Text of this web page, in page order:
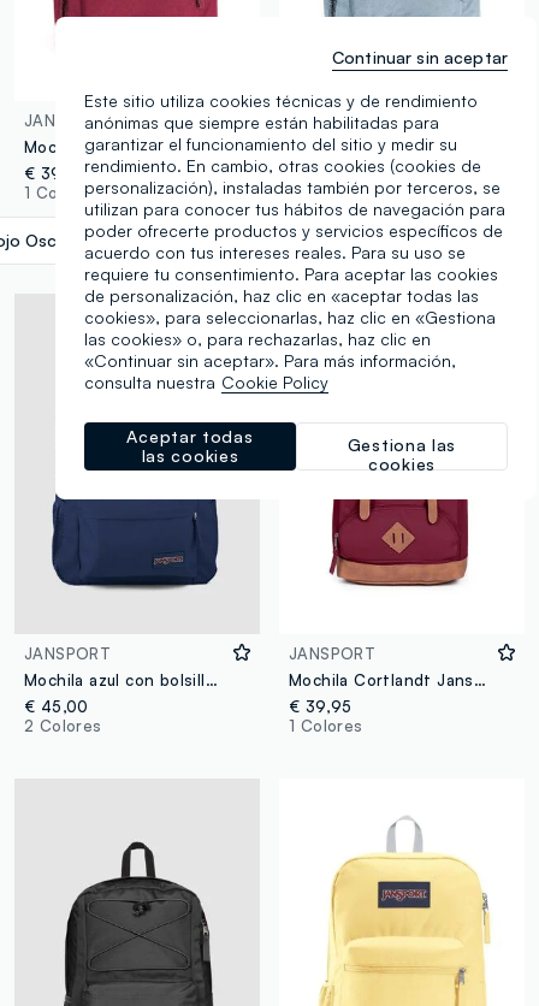
JANSPORT
Mochila Cross Town Jansport
€ 39,95
1 Colores
Oscuro label.selectsize
JANSPORT
€ 39,95
1 Colores
JANSPORT
Mochila azul con bolsillo frontal y tirantes ajustables
€ 45,00
2 Colores
JANSPORT
Mochila Cortlandt Jansport
€ 39,95
1 Colores
Este sitio utiliza cookies técnicas y de rendimiento
anónimas que siempre están habilitadas para
garantizar el funcionamiento del sitio y medir su
rendimiento. En cambio, otras cookies (cookies de
personalización), instaladas también por terceros, se
utilizan para conocer tus hábitos de navegación para
poder ofrecerte productos y servicios específicos de
acuerdo con tus intereses reales. Para su uso se
requiere tu consentimiento. Para aceptar las cookies
de personalización, haz clic en «aceptar todas las
cookies», para seleccionarlas, haz clic en «Gestiona
las cookies» o, para rechazarlas, haz clic en
«Continuar sin aceptar». Para más información,
consulta nuestra Cookie Policy
Gestiona las
cookies
Aceptar todas
las cookies
Continuar sin aceptar